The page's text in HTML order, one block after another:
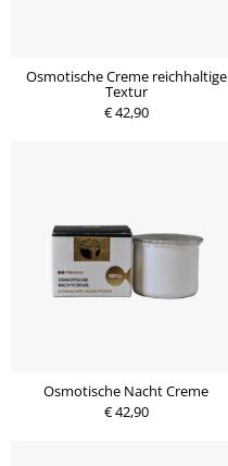
Osmotische Creme reichhaltige
Textur
€ 42,90
Osmotische Nacht Creme
€ 42,90